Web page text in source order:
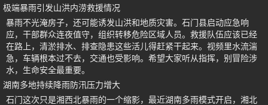
极端暴雨引发山洪内涝救援情况
暴雨不光淹房子，还可能诱发山洪和地质灾害。石门县启动应急响
应，干部群众连夜值守，组织转移危险区域人员。救援队伍应该已经
在路上，清淤排水、排查隐患这些活儿得赶紧干起来。视频里水流湍
急，车辆根本过不去，交通也受影响。希望大家听从指挥，别冒险涉
水，生命安全最重要。
湖南多地持续降雨防汛压力增大
石门这次只是湘西北暴雨的一个缩影，最近湖南多雨模式开启，湘北